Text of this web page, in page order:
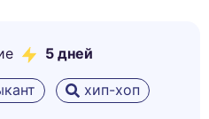
5 дней
хип-хоп